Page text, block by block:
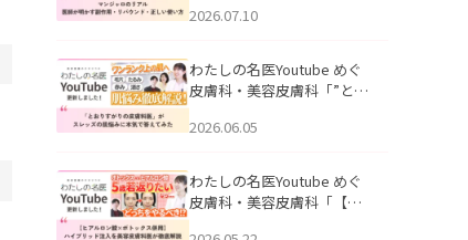
医師が明かす副作用・リバ
公開いたしました。
2026.07.10
わたしの名医Youtube めぐ
皮膚科・美容皮膚科「”とお
ッズの肌悩みに本気で答え
た。
2026.06.05
わたしの名医Youtube めぐ
皮膚科・美容皮膚科「【ヒ